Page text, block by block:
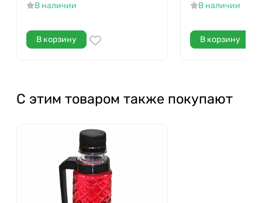
В наличии
В корзину
В наличии
В корзину
С этим товаром также покупают